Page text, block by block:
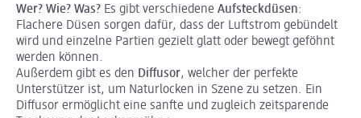
Wer? Wie? Was? Es gibt verschiedene Aufsteckdüsen:
Flachere Düsen sorgen dafür, dass der Luftstrom gebündelt
wird und einzelne Partien gezielt glatt oder bewegt geföhnt
werden können.
Außerdem gibt es den Diffusor, welcher der perfekte
Unterstützer ist, um Naturlocken in Szene zu setzen. Ein
Diffusor ermöglicht eine sanfte und zugleich zeitsparende